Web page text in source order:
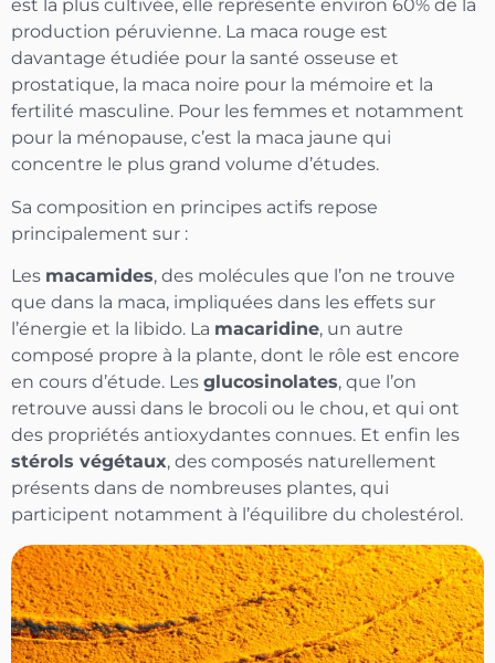
est la plus cultivée, elle représente environ 60% de la
production péruvienne. La maca rouge est
davantage étudiée pour la santé osseuse et
prostatique, la maca noire pour la mémoire et la
fertilité masculine. Pour les femmes et notamment
pour la ménopause, c’est la maca jaune qui
concentre le plus grand volume d’études.
Sa composition en principes actifs repose
principalement sur :
Les macamides, des molécules que l’on ne trouve
que dans la maca, impliquées dans les effets sur
l’énergie et la libido. La macaridine, un autre
composé propre à la plante, dont le rôle est encore
en cours d’étude. Les glucosinolates, que l’on
retrouve aussi dans le brocoli ou le chou, et qui ont
des propriétés antioxydantes connues. Et enfin les
stérols végétaux, des composés naturellement
présents dans de nombreuses plantes, qui
participent notamment à l’équilibre du cholestérol.